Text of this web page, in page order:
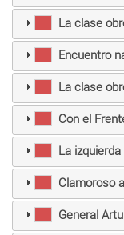
La clase
Encuentro
La clase
Con el
La izquierda
Clamoroso
General